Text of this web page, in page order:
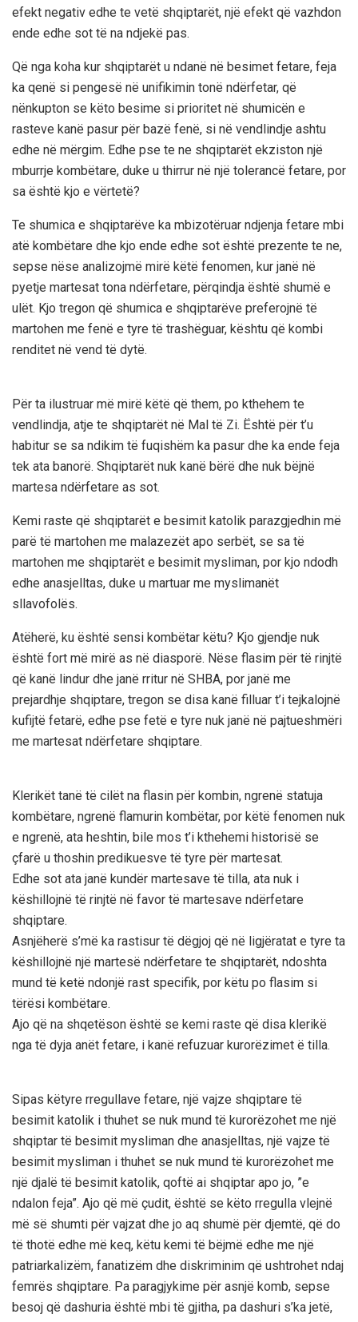
efekt negativ edhe te vetë shqiptarët, një efekt që vazhdon
ende edhe sot të na ndjekë pas.
Që nga koha kur shqiptarët u ndanë në besimet fetare, feja
ka qenë si pengesë në unifikimin tonë ndërfetar, që
nënkupton se këto besime si prioritet në shumicën e
rasteve kanë pasur për bazë fenë, si në vendlindje ashtu
edhe në mërgim. Edhe pse te ne shqiptarët ekziston një
mburrje kombëtare, duke u thirrur në një tolerancë fetare, por
sa është kjo e vërtetë?
Te shumica e shqiptarëve ka mbizotëruar ndjenja fetare mbi
atë kombëtare dhe kjo ende edhe sot është prezente te ne,
sepse nëse analizojmë mirë këtë fenomen, kur janë në
pyetje martesat tona ndërfetare, përqindja është shumë e
ulët. Kjo tregon që shumica e shqiptarëve preferojnë të
martohen me fenë e tyre të trashëguar, kështu që kombi
renditet në vend të dytë.
Për ta ilustruar më mirë këtë që them, po kthehem te
vendlindja, atje te shqiptarët në Mal të Zi. Është për t’u
habitur se sa ndikim të fuqishëm ka pasur dhe ka ende feja
tek ata banorë. Shqiptarët nuk kanë bërë dhe nuk bëjnë
martesa ndërfetare as sot.
Kemi raste që shqiptarët e besimit katolik parazgjedhin më
parë të martohen me malazezët apo serbët, se sa të
martohen me shqiptarët e besimit mysliman, por kjo ndodh
edhe anasjelltas, duke u martuar me myslimanët
sllavofolës.
Atëherë, ku është sensi kombëtar këtu? Kjo gjendje nuk
është fort më mirë as në diasporë. Nëse flasim për të rinjtë
që kanë lindur dhe janë rritur në SHBA, por janë me
prejardhje shqiptare, tregon se disa kanë filluar t’i tejkalojnë
kufijtë fetarë, edhe pse fetë e tyre nuk janë në pajtueshmëri
me martesat ndërfetare shqiptare.
Klerikët tanë të cilët na flasin për kombin, ngrenë statuja
kombëtare, ngrenë flamurin kombëtar, por këtë fenomen nuk
e ngrenë, ata heshtin, bile mos t’i kthehemi historisë se
çfarë u thoshin predikuesve të tyre për martesat.
Edhe sot ata janë kundër martesave të tilla, ata nuk i
këshillojnë të rinjtë në favor të martesave ndërfetare
shqiptare.
Asnjëherë s’më ka rastisur të dëgjoj që në ligjëratat e tyre ta
këshillojnë një martesë ndërfetare te shqiptarët, ndoshta
mund të ketë ndonjë rast specifik, por këtu po flasim si
tërësi kombëtare.
Ajo që na shqetëson është se kemi raste që disa klerikë
nga të dyja anët fetare, i kanë refuzuar kurorëzimet ë tilla.
Sipas këtyre rregullave fetare, një vajze shqiptare të
besimit katolik i thuhet se nuk mund të kurorëzohet me një
shqiptar të besimit mysliman dhe anasjelltas, një vajze të
besimit mysliman i thuhet se nuk mund të kurorëzohet me
një djalë të besimit katolik, qoftë ai shqiptar apo jo, ”e
ndalon feja”. Ajo që më çudit, është se këto rregulla vlejnë
më së shumti për vajzat dhe jo aq shumë për djemtë, që do
të thotë edhe më keq, këtu kemi të bëjmë edhe me një
patriarkalizëm, fanatizëm dhe diskriminim që ushtrohet ndaj
femrës shqiptare. Pa paragjykime për asnjë komb, sepse
besoj që dashuria është mbi të gjitha, pa dashuri s’ka jetë,